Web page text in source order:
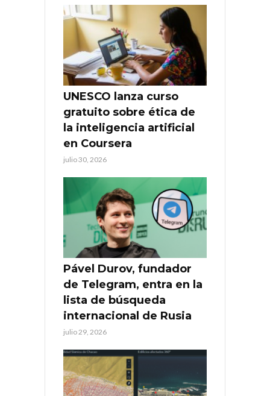
UNESCO lanza curso
gratuito sobre ética de
la inteligencia artificial
en Coursera
julio 30, 2026
Pável Durov, fundador
de Telegram, entra en la
lista de búsqueda
internacional de Rusia
julio 29, 2026